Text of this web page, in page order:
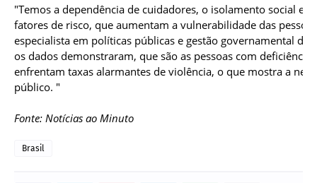
"Temos a dependência de cuidadores, o isolamento social e
fatores de risco, que aumentam a vulnerabilidade das
especialista em políticas públicas e gestão governamental do
os dados demonstraram, que são as pessoas com
enfrentam taxas alarmantes de violência, o que mostra a
público. "
Fonte: Notícias ao Minuto
Brasil